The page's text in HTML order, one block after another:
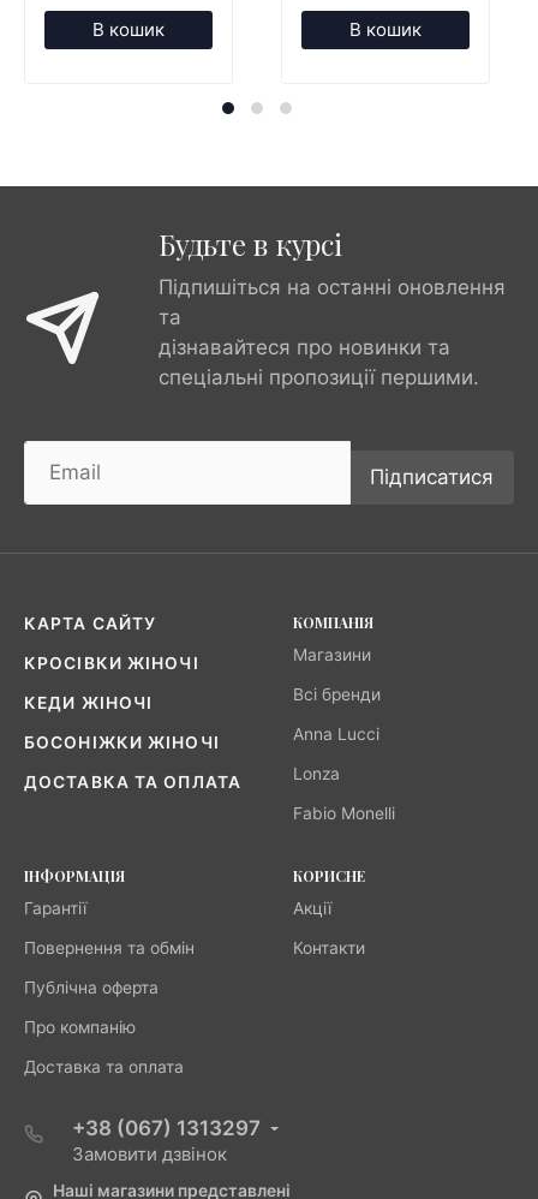
В кошик В кошик
Будьте в курсі
Підпишіться на останні оновлення
та
дізнавайтеся про новинки та
спеціальні пропозиції першими.
Підписатися
КАРТА САЙТУ
КРОСІВКИ ЖІНОЧІ
КЕДИ ЖІНОЧІ
БОСОНІЖКИ ЖІНОЧІ
ДОСТАВКА ТА ОПЛАТА
КОМПАНІЯ
Магазини
Всі бренди
Anna Lucci
Lonza
Fabio Monelli
ІНФОРМАЦІЯ
Гарантії
Повернення та обмін
Публічна оферта
Про компанію
Доставка та оплата
КОРИСНЕ
Акції
Контакти
+38 (067) 1313297
Замовити дзвінок
Наші магазини представлені